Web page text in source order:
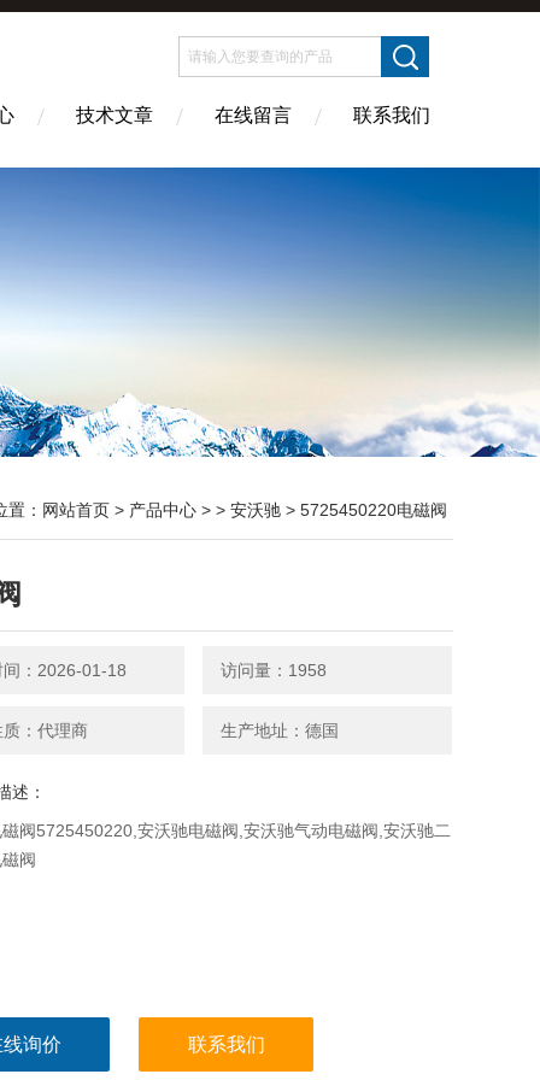
技术文章 在线留言 联系我们
置： 网站首页 > 产品中心 > > 安沃驰 > 5725450220电磁阀
间：2026-01-18 访问量：1958
：代理商 生产地址：德国
述：
阀5725450220,安沃驰电磁阀,安沃驰气动电磁阀,安沃驰二
阀
询价 联系我们